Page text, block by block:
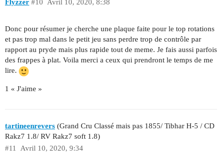
Flyzzer Avril 10, 2020, 8:38
#10
Donc pour résumer je cherche une plaque faite pour le top rotations
et pas trop mal dans le petit jeu sans perdre trop de contrôle par
rapport au pryde mais plus rapide tout de meme. Je fais aussi parfois
des frappes à plat. Voila merci a ceux qui prendront le temps de me
lire.
1 « J'aime »
tartineenrevers (Grand Cru Classé mais pas 1855/ Tibhar H-5 / CD
Rakz7 1.8/ RV Rakz7 soft 1.8)
Avril 10, 2020, 9:34
#11